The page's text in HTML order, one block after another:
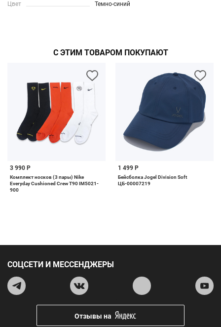
Цвет Темно-синий
С ЭТИМ ТОВАРОМ ПОКУПАЮТ
3 990 Р
Комплект носков (3 пары) Nike
Everyday Cushioned Crew T90 IM5021-
900
1 499 Р
Бейсболка Jogel Division Soft
ЦБ-00007219
СОЦСЕТИ И МЕССЕНДЖЕРЫ
Отзывы на